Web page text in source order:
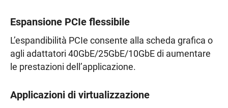
Espansione PCIe flessibile
L’espandibilità PCIe consente alla scheda grafica o
agli adattatori 40GbE/25GbE/10GbE di aumentare
le prestazioni dell’applicazione.
Applicazioni di virtualizzazione